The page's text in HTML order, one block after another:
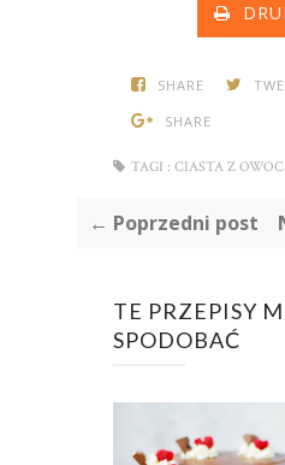
SHARE
SHARE
TAGI : CIASTA Z
← Poprzedni post
TE PRZEPISY
SPODOBAĆ